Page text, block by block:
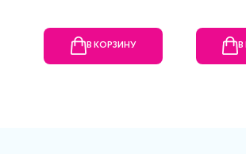
В КОРЗИНУ В